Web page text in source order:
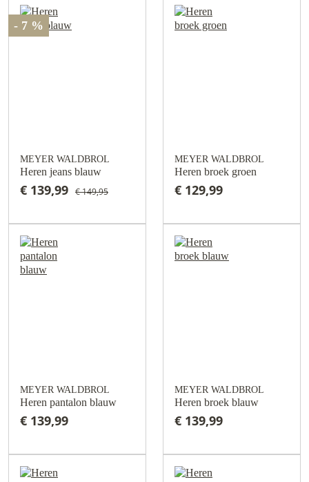
- 7 %
MEYER WALDBROL
Heren jeans blauw
€ 139,99 € 149,95
MEYER WALDBROL
Heren broek groen
€ 129,99
MEYER WALDBROL
Heren pantalon blauw
€ 139,99
MEYER WALDBROL
Heren broek blauw
€ 139,99